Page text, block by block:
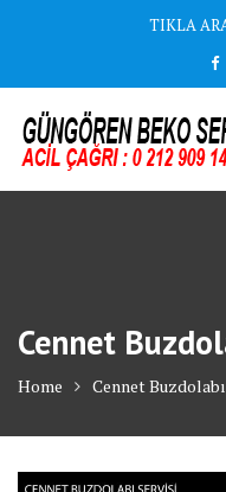
TIKLA
Cennet
Home Cennet